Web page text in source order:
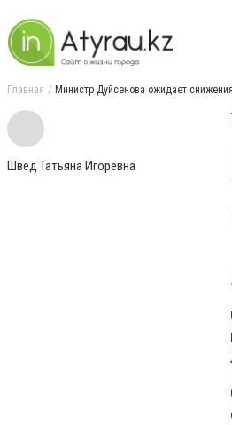
Главная Министр Дуйсенова ожидает
Швед Татьяна Игоревна